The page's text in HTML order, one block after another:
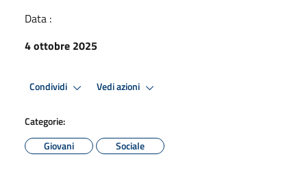
Data :
4 ottobre 2025
Condividi Vedi azioni
Categorie:
Giovani
Sociale